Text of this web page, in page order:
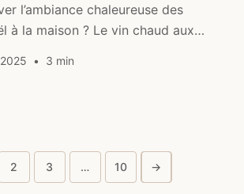
l’ambiance chaleureuse des
à la maison ? Le vin chaud aux
3 min
Pagination
2 3 … 10 →